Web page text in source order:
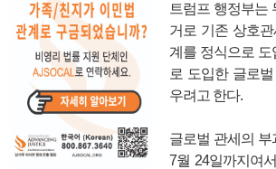
트럼프 행정부는
거로 기존 상호
계를 정식으로 도
로 도입한 글로
우려고 한다.
글로벌 관세의
7월 24일까지여